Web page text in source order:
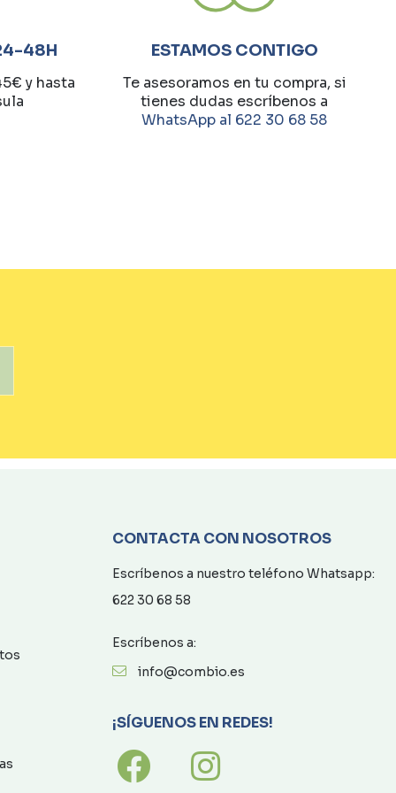
48H
y hasta
ESTAMOS CONTIGO
Te asesoramos en tu compra, si
tienes dudas escríbenos a
WhatsApp al 622 30 68 58
CONTACTA CON NOSOTROS
Escríbenos a nuestro teléfono Whatsapp:
622 30 68 58
Escríbenos a:
info@combio.es
¡SÍGUENOS EN REDES!